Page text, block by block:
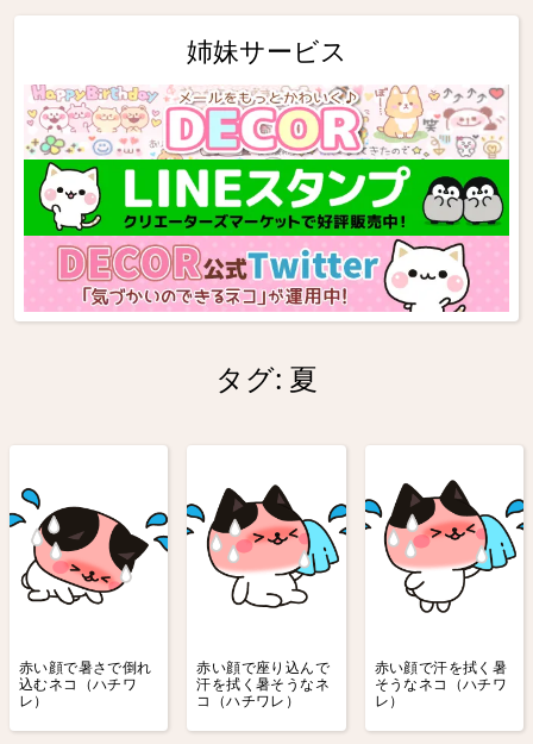
姉妹サービス
タグ: 夏
赤い顔で暑さで倒れ
込むネコ（ハチワ
レ）
赤い顔で座り込んで
汗を拭く暑そうなネ
コ（ハチワレ）
赤い顔で汗を拭く暑
そうなネコ（ハチワ
レ）